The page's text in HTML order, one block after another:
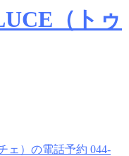
044-